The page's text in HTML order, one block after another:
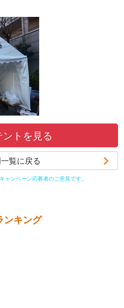
ントを見る
覧に戻る
ンペーン応募者のご意見です。
ンキング